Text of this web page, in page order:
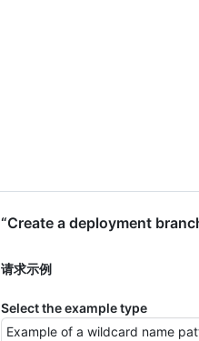
“Create a deployment
请求示例
Select the example type